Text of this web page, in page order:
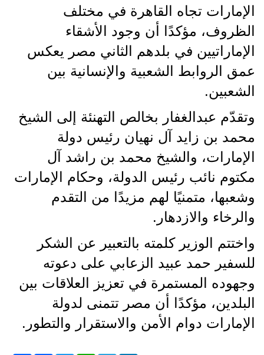
الإمارات تجاه القاهرة في مختلف
الظروف، مؤكدًا أن وجود الأشقاء
الإماراتيين في بلدهم الثاني مصر يعكس
عمق الروابط الشعبية والإنسانية بين
الشعبين.
وتقدّم عبدالغفار بخالص التهنئة إلى الشيخ
محمد بن زايد آل نهيان رئيس دولة
الإمارات، والشيخ محمد بن راشد آل
مكتوم نائب رئيس الدولة، وحكام الإمارات
وشعبها، متمنيًا لهم مزيدًا من التقدم
والرخاء والازدهار.
واختتم الوزير كلمته بالتعبير عن الشكر
للسفير حمد عبيد الزعابي على دعوته
وجهوده المستمرة في تعزيز العلاقات بين
البلدين، مؤكدًا أن مصر تتمنى لدولة
الإمارات دوام الأمن والاستقرار والتطور.